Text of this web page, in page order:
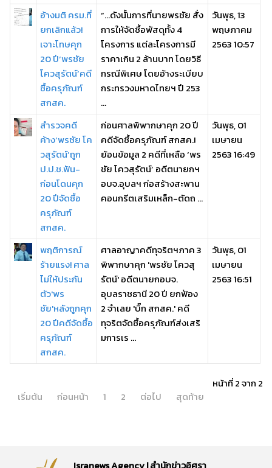
อ้างมติ ครม.ที่
ยกเลิกแล้ว!
เจาะโทษคุก
20 ปี‘พรชัย
โควสุรัตน์’คดี
ซื้อครุภัณฑ์
สกสค.
“...ดังนั้นการที่นายพรชัย สั่ง
การให้จัดซื้อพัสดุทั้ง 4
โครงการ แต่ละโครงการมี
ราคาเกิน 2 ล้านบาท โดยวิธี
กรณีพิเศษ โดยอ้างระเบียบ
กระทรวงมหาดไทยฯ ปี 253
...
วันพุธ, 13
พฤษภาคม
2563 10:57
สำรวจคดี
ค้าง‘พรชัย โค
วสุรัตน์’ถูก
ป.ป.ช.ฟัน-
ก่อนโดนคุก
20 ปีจัดซื้อ
ครุภัณฑ์
สกสค.
ก่อนศาลพิพากษาคุก 20 ปี
คดีจัดซื้อครุภัณฑ์ สกสค.!
ย้อนข้อมูล 2 คดีที่เหลือ ‘พร
ชัย โควสุรัตน์’ อดีตนายกฯ
อบจ.อุบลฯ ก่อสร้างสะพาน
คอนกรีตเสริมเหล็ก-ตัดถ ...
วันพุธ, 01
เมษายน
2563 16:49
พฤติการณ์
ร้ายแรง! ศาล
ไม่ให้ประกัน
ตัว'พร
ชัย'หลังถูกคุก
20 ปีคดีจัดซื้อ
ครุภัณฑ์
สกสค.
ศาลอาญาคดีทุจริตฯภาค 3
พิพากษาคุก 'พรชัย โควสุ
รัตน์' อดีตนายกอบจ.
อุบลราชธานี 20 ปี ยกฟ้อง
2 จำเลย 'บิ๊ก สกสค.' คดี
ทุจริตจัดซื้อครุภัณฑ์ส่งเสริ
มการเร ...
วันพุธ, 01
เมษายน
2563 16:51
หน้าที่ 2 จาก 2
เริ่มต้น
ก่อนหน้า 1 2 ต่อไป สุดท้าย